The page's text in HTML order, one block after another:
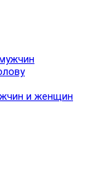
и женщин